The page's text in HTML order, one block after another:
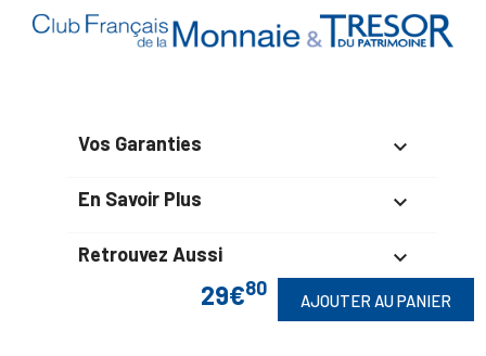
29€80
AJOUTER AU PANIER
Vos Garanties 
En Savoir Plus 
Retrouvez Aussi 